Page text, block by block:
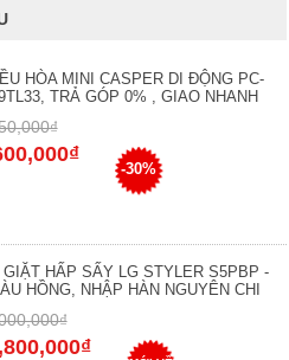
HÒA MINI CASPER DI ĐỘNG PC-
TRẢ GÓP 0% , GIAO NHANH
-30%
GIẶT HẤP SẤY LG STYLER S5PBP -
HỒNG, NHẬP HÀN NGUYÊN CHI